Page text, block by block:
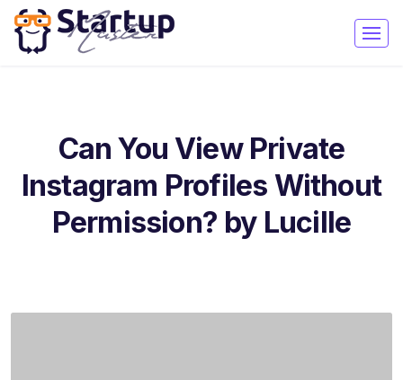
Can You View Private
Instagram Profiles Without
Permission? by Lucille